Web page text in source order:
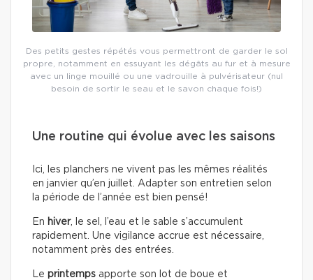
Des petits gestes répétés vous permettront de garder le sol
propre, notamment en essuyant les dégâts au fur et à mesure
avec un linge mouillé ou une vadrouille à pulvérisateur (nul
besoin de sortir le seau et le savon chaque fois!)
Une routine qui évolue avec les saisons
Ici, les planchers ne vivent pas les mêmes réalités
en janvier qu’en juillet. Adapter son entretien selon
la période de l’année est bien pensé!
En hiver, le sel, l’eau et le sable s’accumulent
rapidement. Une vigilance accrue est nécessaire,
notamment près des entrées.
Le printemps apporte son lot de boue et